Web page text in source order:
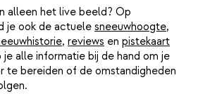
alleen het live beeld? Op
je ook de actuele sneeuwhoogte,
, reviews en pistekaart
alle informatie bij de hand om je
te bereiden of de omstandigheden